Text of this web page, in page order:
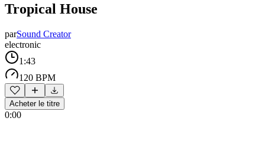
Tropical House
parSound Creator
electronic
1:43
120 BPM
Acheter le titre
0:00